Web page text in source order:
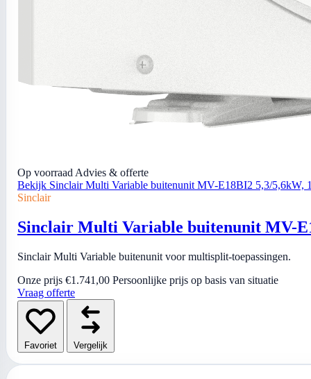
Op voorraad Advies & offerte
Bekijk Sinclair Multi Variable buitenunit MV-E18BI2 5,3/5,6kW,
Sinclair
Sinclair Multi Variable buitenunit MV-
Sinclair Multi Variable buitenunit voor multisplit-toepassingen.
Onze prijs €1.741,00 Persoonlijke prijs op basis van situatie
Vraag offerte
Favoriet Vergelijk